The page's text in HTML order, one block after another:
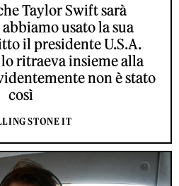
Taylor Swift sarà
usato la sua
il presidente U.S.A.
ritraeva insieme alla
non è stato
così
STONE IT